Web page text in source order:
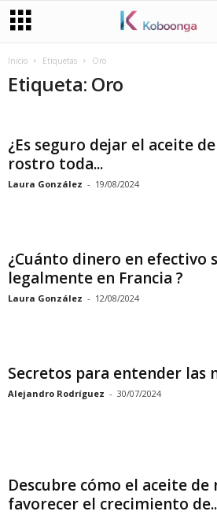
Inicio Etiquetas Oro
Etiqueta: Oro
¿Es seguro dejar el aceite
rostro toda...
Laura González - 19/08/2024
¿Cuánto dinero en efectivo
legalmente en Francia ?
Laura González - 12/08/2024
Secretos para entender las
Alejandro Rodríguez - 30/07/2024
Descubre cómo el aceite
favorecer el crecimiento